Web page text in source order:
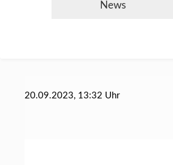
News
20.09.2023, 13:32 Uhr